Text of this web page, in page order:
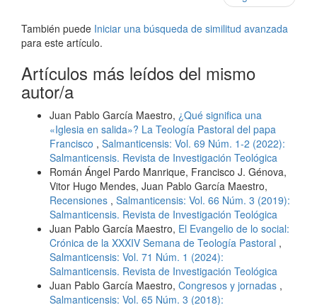
También puede Iniciar una búsqueda de similitud avanzada
para este artículo.
Artículos más leídos del mismo
autor/a
Juan Pablo García Maestro, ¿Qué significa una
«Iglesia en salida»? La Teología Pastoral del papa
Francisco , Salmanticensis: Vol. 69 Núm. 1-2 (2022):
Salmanticensis. Revista de Investigación Teológica
Román Ángel Pardo Manrique, Francisco J. Génova,
Vitor Hugo Mendes, Juan Pablo García Maestro,
Recensiones , Salmanticensis: Vol. 66 Núm. 3 (2019):
Salmanticensis. Revista de Investigación Teológica
Juan Pablo García Maestro, El Evangelio de lo social:
Crónica de la XXXIV Semana de Teología Pastoral ,
Salmanticensis: Vol. 71 Núm. 1 (2024):
Salmanticensis. Revista de Investigación Teológica
Juan Pablo García Maestro, Congresos y jornadas ,
Salmanticensis: Vol. 65 Núm. 3 (2018):